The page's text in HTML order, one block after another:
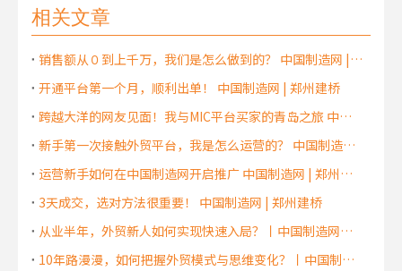
相关文章
销售额从０到上千万，我们是怎么做到的？ 中国制造网 | 郑州建桥
开通平台第一个月，顺利出单！ 中国制造网 | 郑州建桥
跨越大洋的网友见面！我与MIC平台买家的青岛之旅 中国制造网 | 郑州建桥
新手第一次接触外贸平台，我是怎么运营的？ 中国制造网 | 郑州建桥
运营新手如何在中国制造网开启推广 中国制造网 | 郑州建桥
3天成交，选对方法很重要！ 中国制造网 | 郑州建桥
从业半年，外贸新人如何实现快速入局？丨中国制造网丨郑州建桥
10年路漫漫，如何把握外贸模式与思维变化？丨中国制造网丨郑州建桥